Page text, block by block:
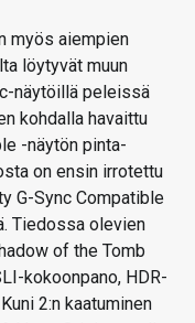
myös aiempien
löytyvät muun
näytöillä peleissä
kohdalla havaittu
-näytön pinta-
on ensin irrotettu
G-Sync Compatible
Tiedossa olevien
of the Tomb
kokoonpano, HDR-
2:n kaatuminen